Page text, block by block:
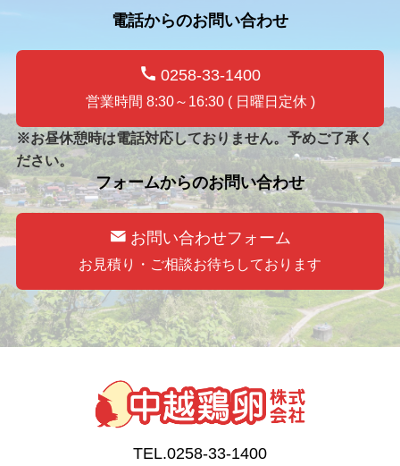
電話からのお問い合わせ
0258-33-1400
営業時間 8:30～16:30 ( 日曜日定休 )
※お昼休憩時は電話対応しておりません。予めご了承く
ださい。
フォームからのお問い合わせ
お問い合わせフォーム
お見積り・ご相談お待ちしております
TEL.0258-33-1400